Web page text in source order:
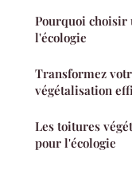
Pourquoi choisir
l'écologie
Transformez
végétalisation
Les toitures
pour l'écologie